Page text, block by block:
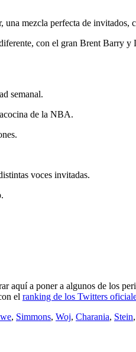
mezcla perfecta de
con el gran Brent Barry y
semanal.
de la NBA.
voces invitadas.
a poner a algunos de los
el ranking de los Twitters
, Simmons, Woj, Charania, Stein,